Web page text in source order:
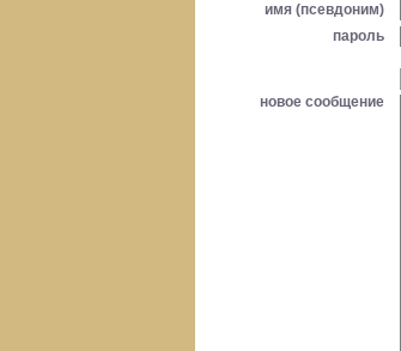
имя (псевдоним)
пароль
новое сообщение